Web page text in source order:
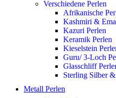
Verschiedene Perlen
Afrikanische
Kashmiri &
Kazuri Perlen
Keramik Perlen
Kieselstein
Guru/ 3-Loch
Glasschliff
Sterling Silber
Metall Perlen